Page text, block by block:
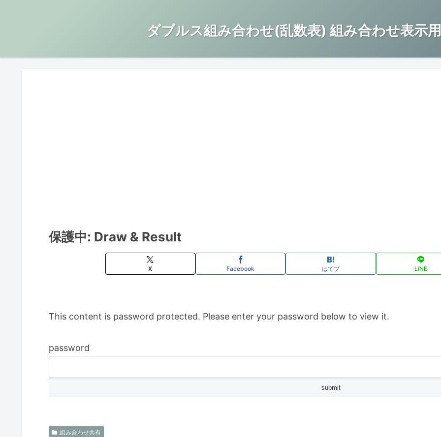
ダブルス組み合わせ(乱数表) 組み合わせ表示
保護中: Draw & Result
X Facebook はてブ LINE
This content is password protected. Please enter your password below to view it.
password
組み合わせ共有